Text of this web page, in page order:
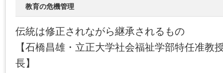
教育の危機管理
伝統は修正されながら継承されるもの
【石橋昌雄・立正大学社会福祉学部特任准教
長】